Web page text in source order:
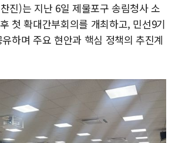
진)는 지난 6일 제물포구 송림청사 소
첫 확대간부회의를 개최하고, 민선9기
하며 주요 현안과 핵심 정책의 추진계